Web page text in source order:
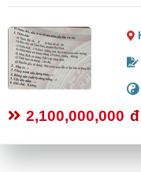
2,100,000,000 đ